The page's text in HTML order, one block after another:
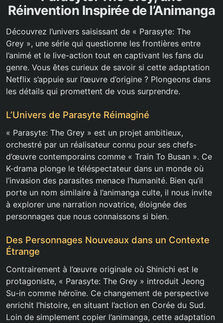
Réinvention Inspirée de l’Animanga
Découvrez l’univers saisissant de « Parasyte: The
Grey », une série qui questionne les frontières entre
l’animé et le live-action tout en captivant les fans du
genre. Vous êtes curieux de savoir si cette adaptation
Netflix s’appuie sur l’œuvre d’origine ? Plongeons dans
les détails qui promettent de vous surprendre.
L’Univers de Parasyte Réimaginé
« Parasyte: The Grey » est un projet ambitieux,
orchestré par un réalisateur connu pour ses chefs-
d’œuvre contemporains comme « Train To Busan ». Ce
K-drama plonge le téléspectateur dans un monde où
l’invasion des parasites menace l’humanité. Bien qu’il
porte un nom similaire à l’animanga culte, il nous invite
à explorer une narration novatrice, éloignée des
personnages que nous connaissons si bien.
Des Personnages Nouveaux dans un Contexte
Étrange
Contrairement à l’œuvre originale où Shinichi est le
protagoniste, « Parasyte: The Grey » introduit Jeong
Su-in comme héroïne. Ce changement de perspective
enrichit l’histoire, en situant l’action en Corée du Sud.
Loin de simplement copier l’animanga, cette adaptation